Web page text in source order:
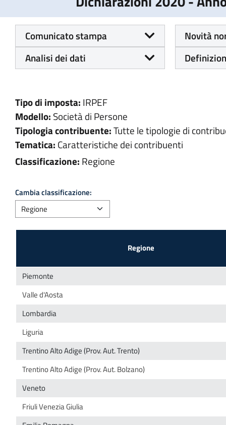
Comunicato stampa
Novità
Analisi dei dati
Tipo di imposta: IRPEF
Modello: Società di Persone
Tipologia contribuente:Tutte le tipologie di
Tematica: Caratteristiche dei contribuenti
Classificazione: Regione
Cambia classificazione: